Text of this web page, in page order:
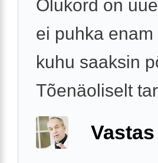
Olukord on
ei puhka
kuhu saaksin
Tõenäoliselt